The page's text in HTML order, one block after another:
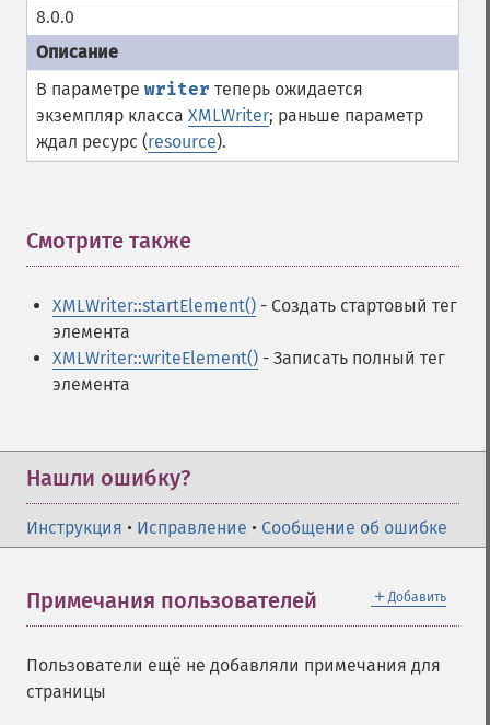
8.0.0
В параметре writer теперь ожидается
экземпляр класса XMLWriter; раньше параметр
ждал ресурс (resource).
Смотрите также
XMLWriter::startElement() - Создать стартовый тег
элемента
XMLWriter::writeElement() - Записать полный тег
элемента
Нашли ошибку?
Инструкция • Исправление • Сообщение об ошибке
＋ Добавить
Примечания пользователей
Пользователи ещё не добавляли примечания для
страницы